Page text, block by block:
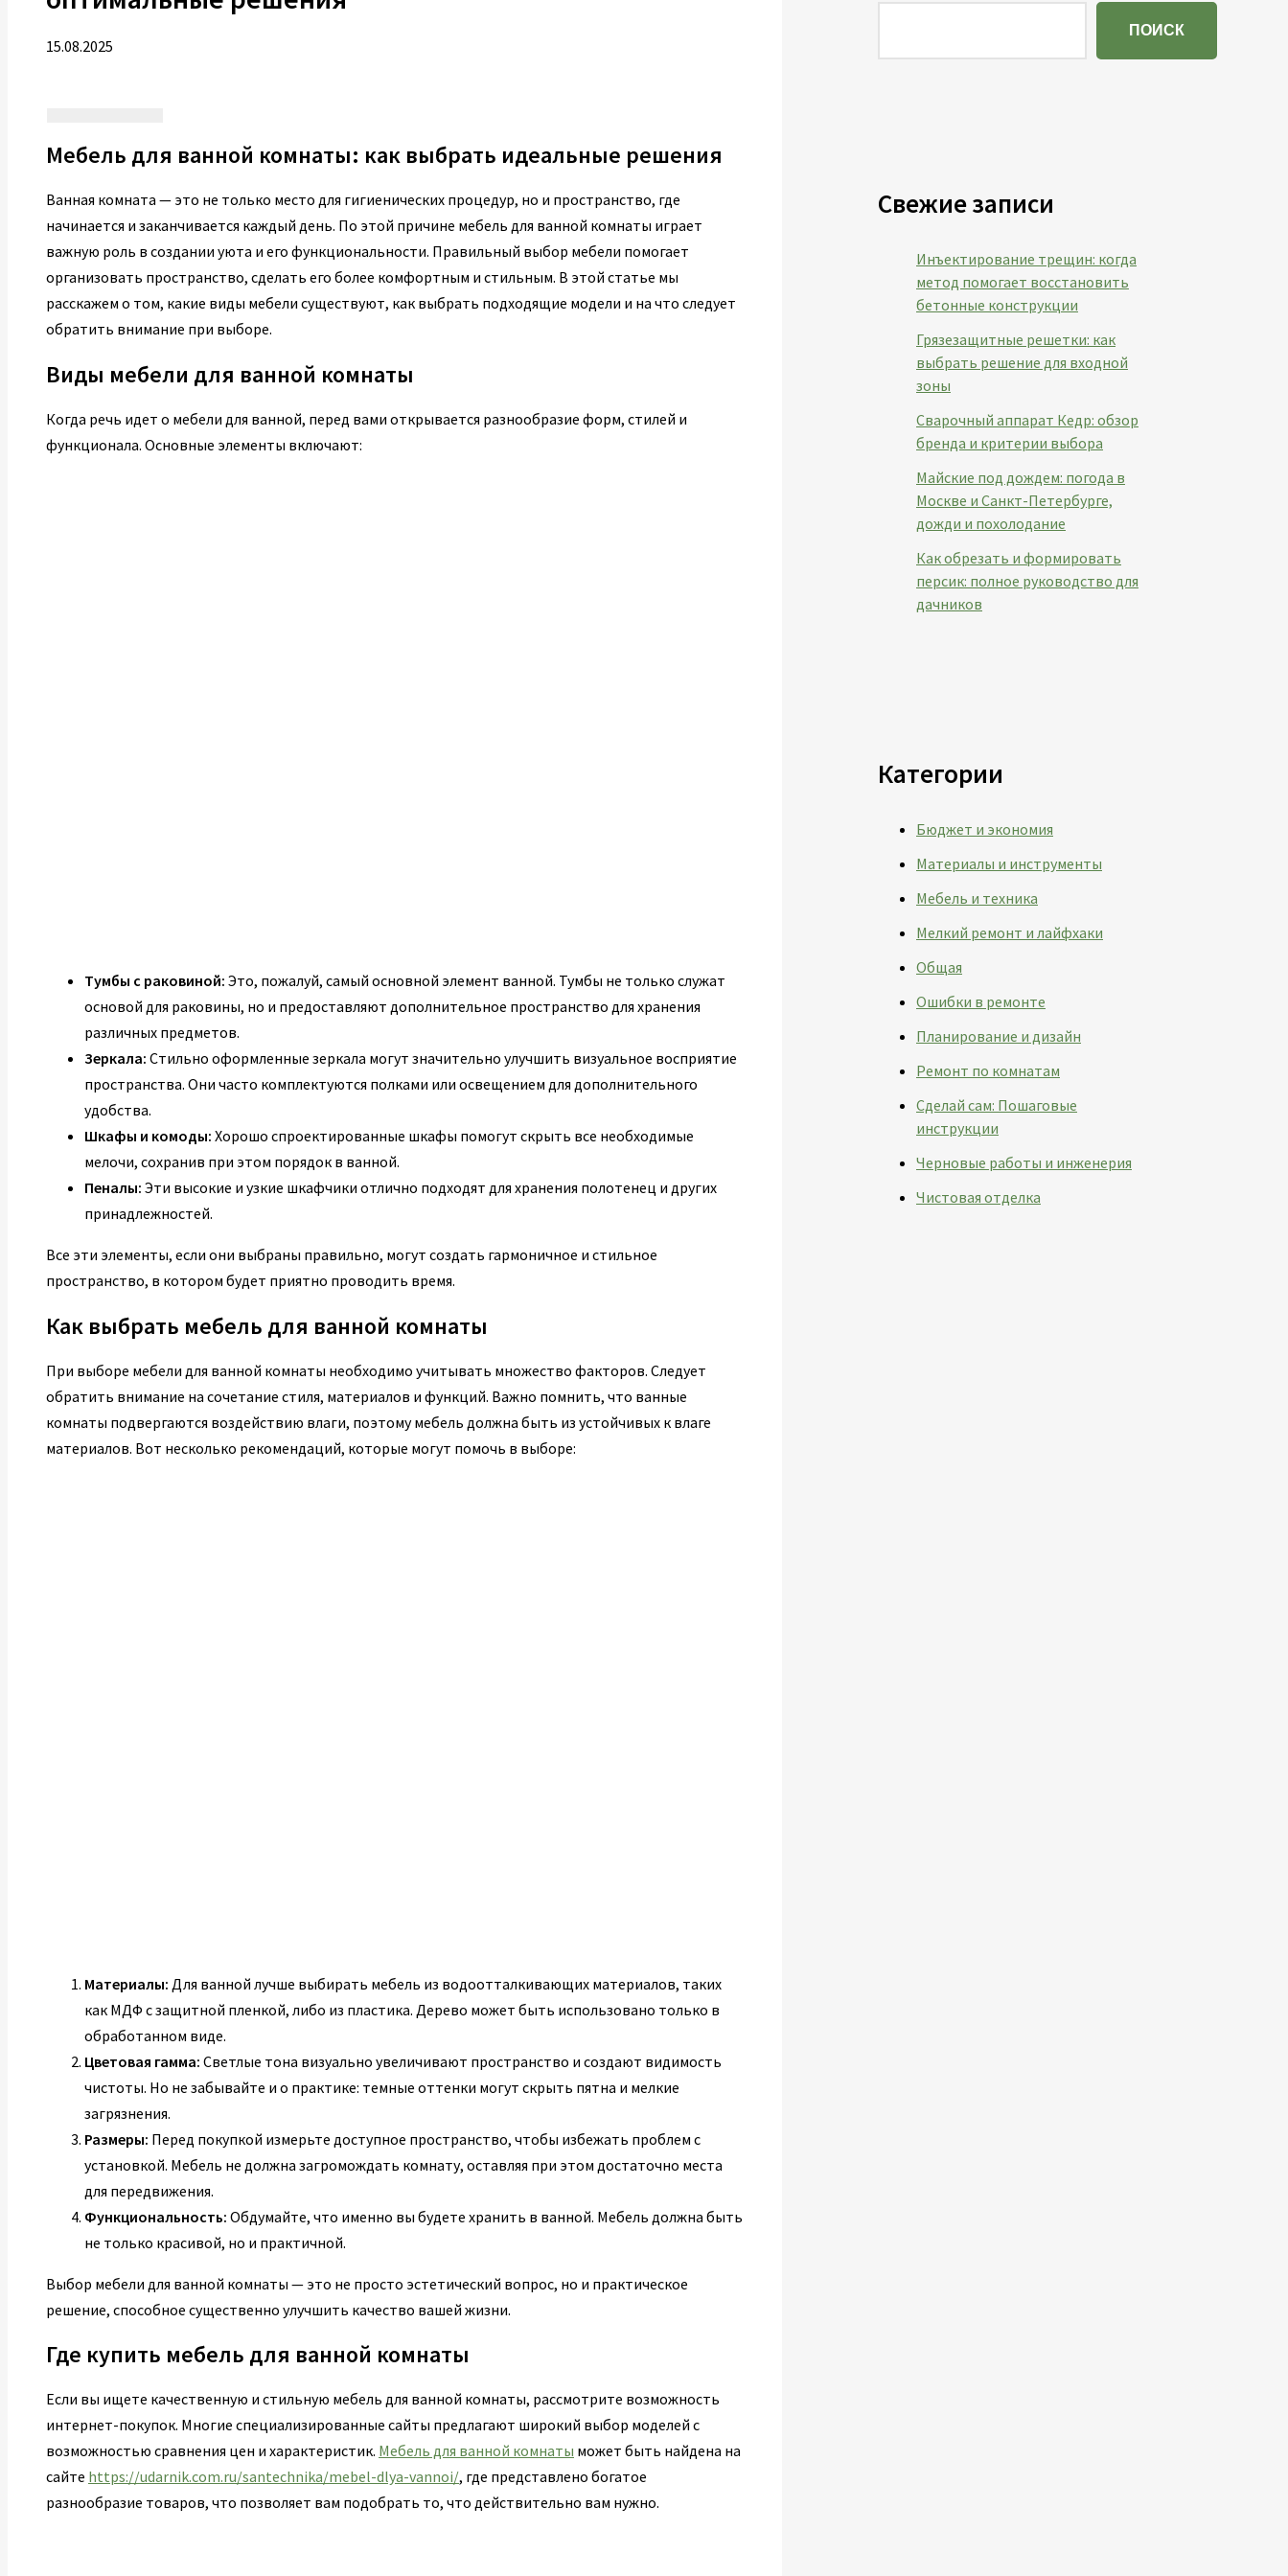
15.08.2025
Мебель для ванной комнаты: как выбрать идеальные решения
Ванная комната — это не только место для гигиенических процедур, но и пространство, где
начинается и заканчивается каждый день. По этой причине мебель для ванной комнаты играет
важную роль в создании уюта и его функциональности. Правильный выбор мебели помогает
организовать пространство, сделать его более комфортным и стильным. В этой статье мы
расскажем о том, какие виды мебели существуют, как выбрать подходящие модели и на что следует
обратить внимание при выборе.
Виды мебели для ванной комнаты
Когда речь идет о мебели для ванной, перед вами открывается разнообразие форм, стилей и
функционала. Основные элементы включают:
Тумбы с раковиной: Это, пожалуй, самый основной элемент ванной. Тумбы не только служат
основой для раковины, но и предоставляют дополнительное пространство для хранения
различных предметов.
Зеркала: Стильно оформленные зеркала могут значительно улучшить визуальное восприятие
пространства. Они часто комплектуются полками или освещением для дополнительного
удобства.
Шкафы и комоды: Хорошо спроектированные шкафы помогут скрыть все необходимые
мелочи, сохранив при этом порядок в ванной.
Пеналы: Эти высокие и узкие шкафчики отлично подходят для хранения полотенец и других
принадлежностей.
Все эти элементы, если они выбраны правильно, могут создать гармоничное и стильное
пространство, в котором будет приятно проводить время.
Как выбрать мебель для ванной комнаты
При выборе мебели для ванной комнаты необходимо учитывать множество факторов. Следует
обратить внимание на сочетание стиля, материалов и функций. Важно помнить, что ванные
комнаты подвергаются воздействию влаги, поэтому мебель должна быть из устойчивых к влаге
материалов. Вот несколько рекомендаций, которые могут помочь в выборе:
Материалы: Для ванной лучше выбирать мебель из водоотталкивающих материалов, таких
как МДФ с защитной пленкой, либо из пластика. Дерево может быть использовано только в
обработанном виде.
Цветовая гамма: Светлые тона визуально увеличивают пространство и создают видимость
чистоты. Но не забывайте и о практике: темные оттенки могут скрыть пятна и мелкие
загрязнения.
Размеры: Перед покупкой измерьте доступное пространство, чтобы избежать проблем с
установкой. Мебель не должна загромождать комнату, оставляя при этом достаточно места
для передвижения.
Функциональность: Обдумайте, что именно вы будете хранить в ванной. Мебель должна быть
не только красивой, но и практичной.
Выбор мебели для ванной комнаты — это не просто эстетический вопрос, но и практическое
решение, способное существенно улучшить качество вашей жизни.
Где купить мебель для ванной комнаты
Если вы ищете качественную и стильную мебель для ванной комнаты, рассмотрите возможность
интернет-покупок. Многие специализированные сайты предлагают широкий выбор моделей с
возможностью сравнения цен и характеристик. Мебель для ванной комнаты может быть найдена на
сайте https://udarnik.com.ru/santechnika/mebel-dlya-vannoi/, где представлено богатое
разнообразие товаров, что позволяет вам подобрать то, что действительно вам нужно.
ПОИСК
Свежие записи
Инъектирование трещин: когда
метод помогает восстановить
бетонные конструкции
Грязезащитные решетки: как
выбрать решение для входной
зоны
Сварочный аппарат Кедр: обзор
бренда и критерии выбора
Майские под дождем: погода в
Москве и Санкт-Петербурге,
дожди и похолодание
Как обрезать и формировать
персик: полное руководство для
дачников
Категории
Бюджет и экономия
Материалы и инструменты
Мебель и техника
Мелкий ремонт и лайфхаки
Общая
Ошибки в ремонте
Планирование и дизайн
Ремонт по комнатам
Сделай сам: Пошаговые
инструкции
Черновые работы и инженерия
Чистовая отделка